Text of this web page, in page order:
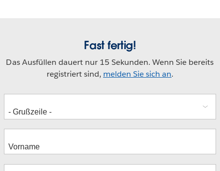
Fast fertig!
Das Ausfüllen dauert nur 15 Sekunden. Wenn Sie bereits
registriert sind, melden Sie sich an.